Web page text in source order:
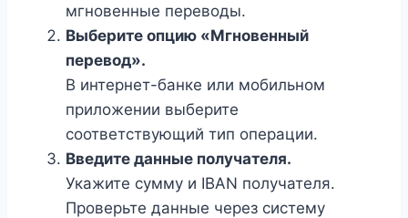
мгновенные переводы.
Выберите опцию «Мгновенный
перевод».
В интернет-банке или мобильном
приложении выберите
соответствующий тип операции.
Введите данные получателя.
Укажите сумму и IBAN получателя.
Проверьте данные через систему